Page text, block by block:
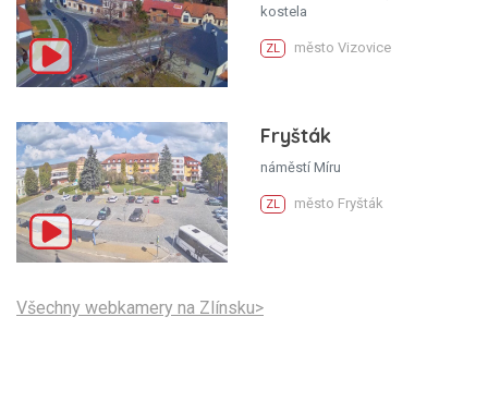
kostela
ZL město Vizovice
Fryšták
náměstí Míru
ZL město Fryšták
Všechny webkamery na Zlínsku>